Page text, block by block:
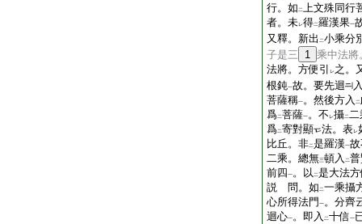
行。如 二上文殊同行
者。未レ得二羅漢果一
又釋。新出 二小乘分
子是三
1 乘中法將
法將。方便引
レ之。
根鈍一故。要先迴
菩薩稱一。然後方入 二
爲二菩薩一。不 レ攝二二
爲二寄對顯 法。表レ
比丘。非二是羅漢一
二乘。總無三頓入 二
前四一。以 二是大法
説 問。如 二一乘攝
心所得法門 一。分齊
迴心一。即入 二十信一